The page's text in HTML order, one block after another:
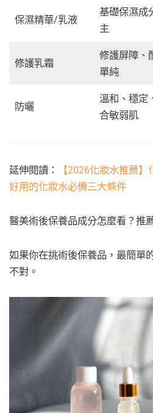
保濕精華/乳液
基礎保濕成
主
修護乳霜
修護屏障、
單純
防曬
溫和、穩定
合敏弱肌
延伸閱讀：
【2026化妝水推薦
好用的化妝水必備三大條件
醫美術後保養品成分怎麼看？推
如果你在挑術後保養品，最簡單
不對。